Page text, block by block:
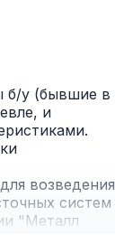
б/у (бывшие в
и
возведения
систем
"Металл